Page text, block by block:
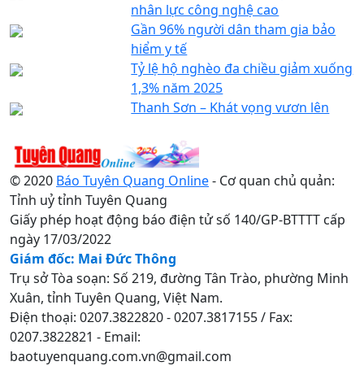
nhân lực công nghệ cao
Gần 96% người dân tham gia bảo
hiểm y tế
Tỷ lệ hộ nghèo đa chiều giảm xuống
1,3% năm 2025
Thanh Sơn – Khát vọng vươn lên
© 2020 Báo Tuyên Quang Online- Cơ quan chủ quản:
Tỉnh uỷ tỉnh Tuyên Quang
Giấy phép hoạt động báo điện tử số 140/GP-BTTTT cấp
ngày 17/03/2022
Giám đốc: Mai Đức Thông
Trụ sở Tòa soạn: Số 219, đường Tân Trào, phường Minh
Xuân, tỉnh Tuyên Quang, Việt Nam.
Điện thoại: 0207.3822820 - 0207.3817155 / Fax:
0207.3822821 - Email:
baotuyenquang.com.vn@gmail.com